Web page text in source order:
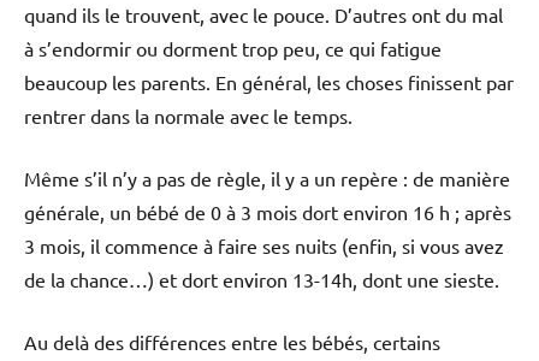
quand ils le trouvent, avec le pouce. D’autres ont du mal
à s’endormir ou dorment trop peu, ce qui fatigue
beaucoup les parents. En général, les choses finissent par
rentrer dans la normale avec le temps.
Même s’il n’y a pas de règle, il y a un repère : de manière
générale, un bébé de 0 à 3 mois dort environ 16 h ; après
3 mois, il commence à faire ses nuits (enfin, si vous avez
de la chance…) et dort environ 13-14h, dont une sieste.
Au delà des différences entre les bébés, certains